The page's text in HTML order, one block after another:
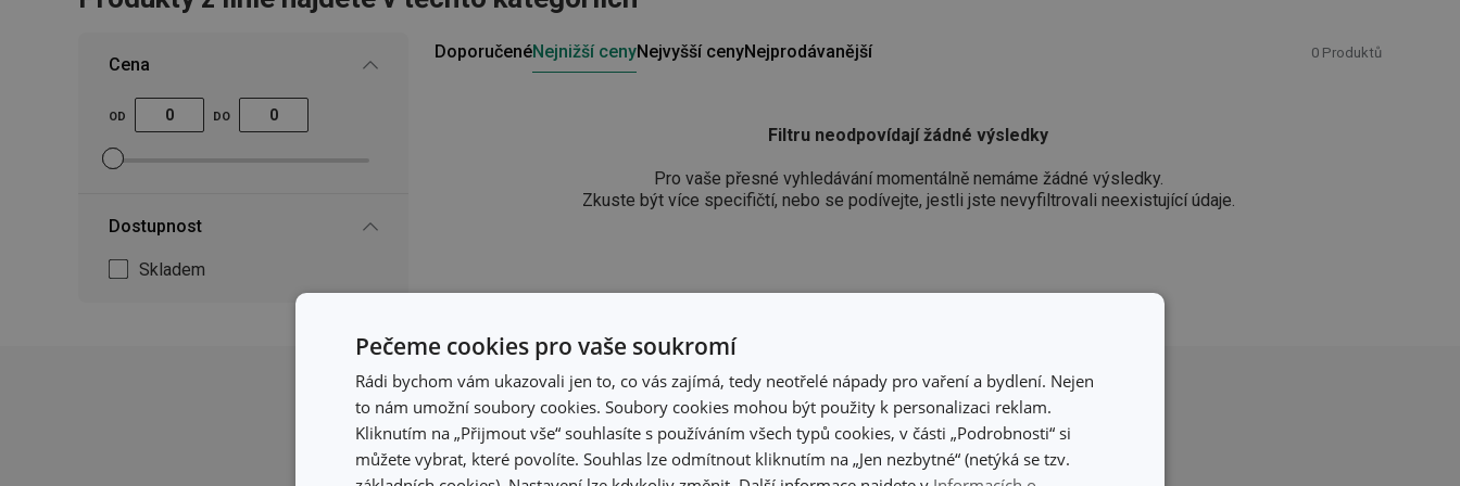
Cena
OD DO
Dostupnost
Skladem
DoporučenéNejnižší cenyNejvyšší cenyNejprodávanější 0 Produktů
Filtru neodpovídají žádné výsledky
Pro vaše přesné vyhledávání momentálně nemáme žádné výsledky.
Zkuste být více specifičtí, nebo se podívejte, jestli jste nevyfiltrovali neexistující údaje.
Pečeme cookies pro vaše soukromí
Rádi bychom vám ukazovali jen to, co vás zajímá, tedy neotřelé nápady pro vaření a bydlení. Nejen
to nám umožní soubory cookies. Soubory cookies mohou být použity k personalizaci reklam.
Kliknutím na „Přijmout vše“ souhlasíte s používáním všech typů cookies, v části „Podrobnosti“ si
můžete vybrat, které povolíte. Souhlas lze odmítnout kliknutím na „Jen nezbytné“ (netýká se tzv.